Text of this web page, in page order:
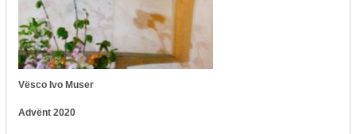
Vësco Ivo Muser
Advënt 2020